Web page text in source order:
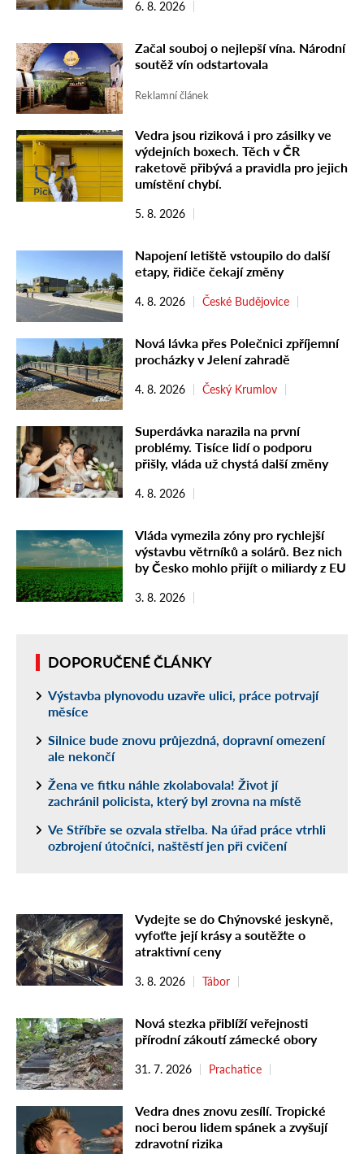
6. 8. 2026
Začal souboj o nejlepší vína. Národní
soutěž vín odstartovala
Reklamní článek
Vedra jsou riziková i pro zásilky ve
výdejních boxech. Těch v ČR
raketově přibývá a pravidla pro jejich
umístění chybí.
5. 8. 2026
Napojení letiště vstoupilo do další
etapy, řidiče čekají změny
4. 8. 2026 České Budějovice
Nová lávka přes Polečnici zpříjemní
procházky v Jelení zahradě
4. 8. 2026 Český Krumlov
Superdávka narazila na první
problémy. Tisíce lidí o podporu
přišly, vláda už chystá další změny
4. 8. 2026
Vláda vymezila zóny pro rychlejší
výstavbu větrníků a solárů. Bez nich
by Česko mohlo přijít o miliardy z EU
3. 8. 2026
DOPORUČENÉ ČLÁNKY
Výstavba plynovodu uzavře ulici, práce potrvají
měsíce
Silnice bude znovu průjezdná, dopravní omezení
ale nekončí
Žena ve fitku náhle zkolabovala! Život jí
zachránil policista, který byl zrovna na místě
Ve Stříbře se ozvala střelba. Na úřad práce vtrhli
ozbrojení útočníci, naštěstí jen při cvičení
Vydejte se do Chýnovské jeskyně,
vyfoťte její krásy a soutěžte o
atraktivní ceny
3. 8. 2026 Tábor
Nová stezka přiblíží veřejnosti
přírodní zákoutí zámecké obory
31. 7. 2026 Prachatice
Vedra dnes znovu zesílí. Tropické
noci berou lidem spánek a zvyšují
zdravotní rizika